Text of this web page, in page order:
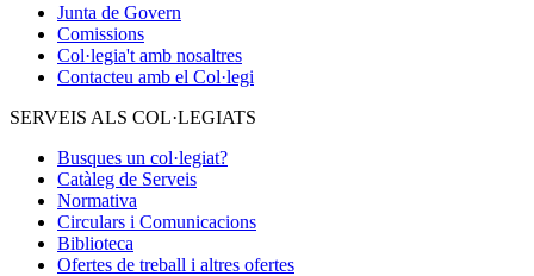
Junta de Govern
Comissions
Col·legia't amb nosaltres
Contacteu amb el Col·legi
SERVEIS ALS COL·LEGIATS
Busques un col·legiat?
Catàleg de Serveis
Normativa
Circulars i Comunicacions
Biblioteca
Ofertes de treball i altres ofertes